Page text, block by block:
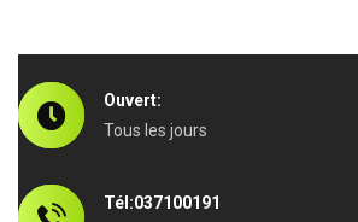
Ouvert:
Tous les jours
Tél:037100191